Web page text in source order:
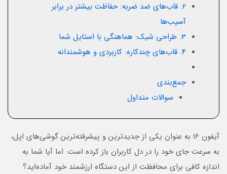
2. قاب‌های ضد ضربه: حفاظت بیشتر در برابر
آسیب‌ها
3. طراحی شیک: هماهنگی با استایل شما
4. قاب‌های چندکاره: کاربردی و هوشمندانه
جمع‌بندی
سوالات متداول
آیفون 16 به عنوان یکی از جدیدترین و پیشرفته‌ترین گوشی‌های اپل،
به سرعت جای خود را در دل کاربران باز کرده است. اما آیا شما به
اندازه کافی برای محافظت از این دستگاه ارزشمند خود آماده‌اید؟